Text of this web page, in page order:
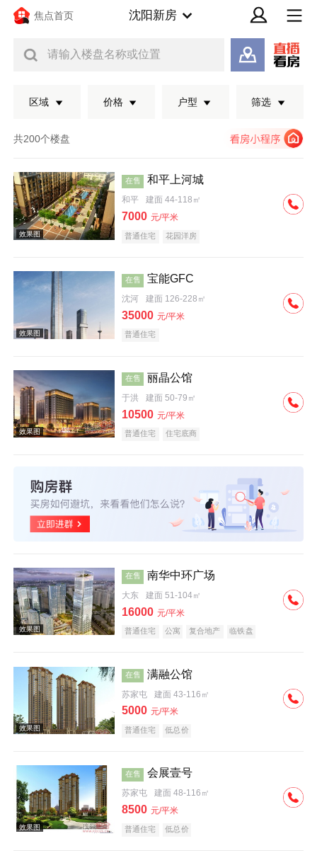
焦点首页 沈阳新房
请输入楼盘名称或位置
区域 价格 户型 筛选
共200个楼盘
效果图
在售 和平上河城
和平 建面 44-118㎡
7000 元/平米
普通住宅 花园洋房
效果图
在售 宝能GFC
沈河 建面 126-228㎡
35000 元/平米
普通住宅
效果图
在售 丽晶公馆
于洪 建面 50-79㎡
10500 元/平米
普通住宅 住宅底商
在售 南华中环广场
大东 建面 51-104㎡
16000 元/平米
普通住宅 公寓 复合地产 临铁盘
在售 满融公馆
苏家屯 建面 43-116㎡
5000 元/平米
普通住宅 低总价
在售 会展壹号
苏家屯 建面 48-116㎡
8500 元/平米
普通住宅 低总价